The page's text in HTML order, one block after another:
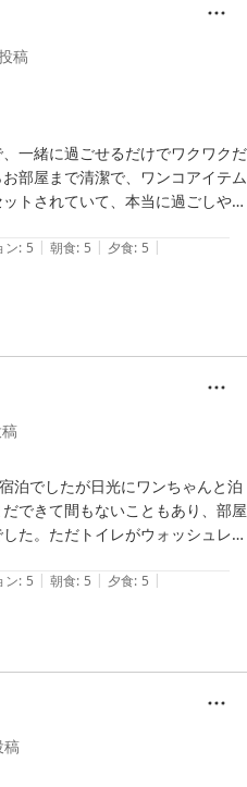
稿
一緒に過ごせるだけでワクワクだ
部屋まで清潔で、ワンコアイテム
トされていて、本当に過ごしやす
雰囲気で、ホッとする時間を過ご
、温かいお料理が食べれました。
と心配していましたが、部屋同士
聞こえることは聞こえますが）過
が入ってるのか、１２月でした
た。また近くに旅行に行くとき
ン: 5 | 朝食: 5 | 夕食: 5 |
泊でしたが日光にワンちゃんと泊
できて間もないこともあり、部屋
た。ただトイレがウォッシュレッ
ぎて使いずらかったです。
お客さんが多かったせいか提供時
てもおいしかったので満足でし
ン: 5 | 朝食: 5 | 夕食: 5 |
稿